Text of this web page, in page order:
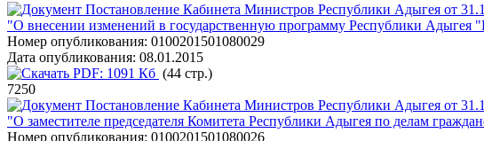
Постановление Кабинета Министров Республики Адыгея от
"О внесении изменений в государственную программу Республики Адыгея
Номер опубликования: 0100201501080029
Дата опубликования: 08.01.2015
PDF: 1091 Кб (44 стр.)
7250
Постановление Кабинета Министров Республики Адыгея от
"О заместителе председателя Комитета Республики Адыгея по делам
Номер опубликования: 0100201501080026